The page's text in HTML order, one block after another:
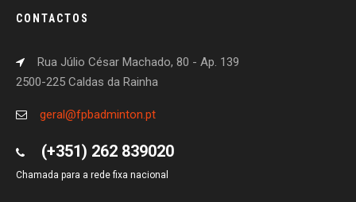
CONTACTOS
Rua Júlio César Machado, 80 - Ap. 139
2500-225 Caldas da Rainha
geral@fpbadminton.pt
(+351) 262 839020
Chamada para a rede fixa nacional